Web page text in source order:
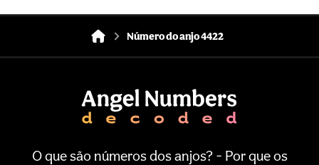
Número do anjo 4422
O que são números dos anjos? - Por que os